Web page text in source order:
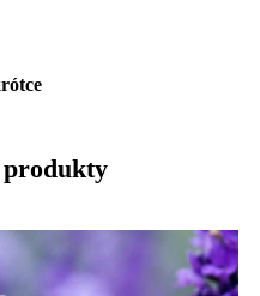
produkty